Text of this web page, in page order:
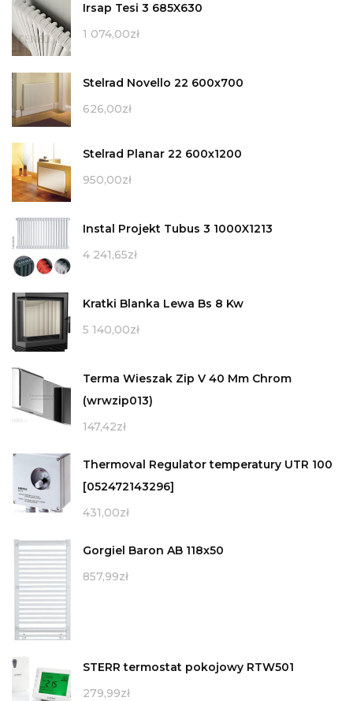
Irsap Tesi 3 685X630
1 074,00zł
Stelrad Novello 22 600x700
626,00zł
Stelrad Planar 22 600x1200
950,00zł
Instal Projekt Tubus 3 1000X1213
4 241,65zł
Kratki Blanka Lewa Bs 8 Kw
5 140,00zł
Terma Wieszak Zip V 40 Mm Chrom
(wrwzip013)
147,42zł
Thermoval Regulator temperatury UTR 100
[052472143296]
431,00zł
Gorgiel Baron AB 118x50
857,99zł
STERR termostat pokojowy RTW501
279,99zł